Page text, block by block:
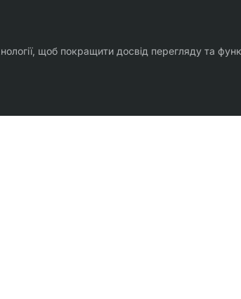
щоб покращити досвід перегляду та